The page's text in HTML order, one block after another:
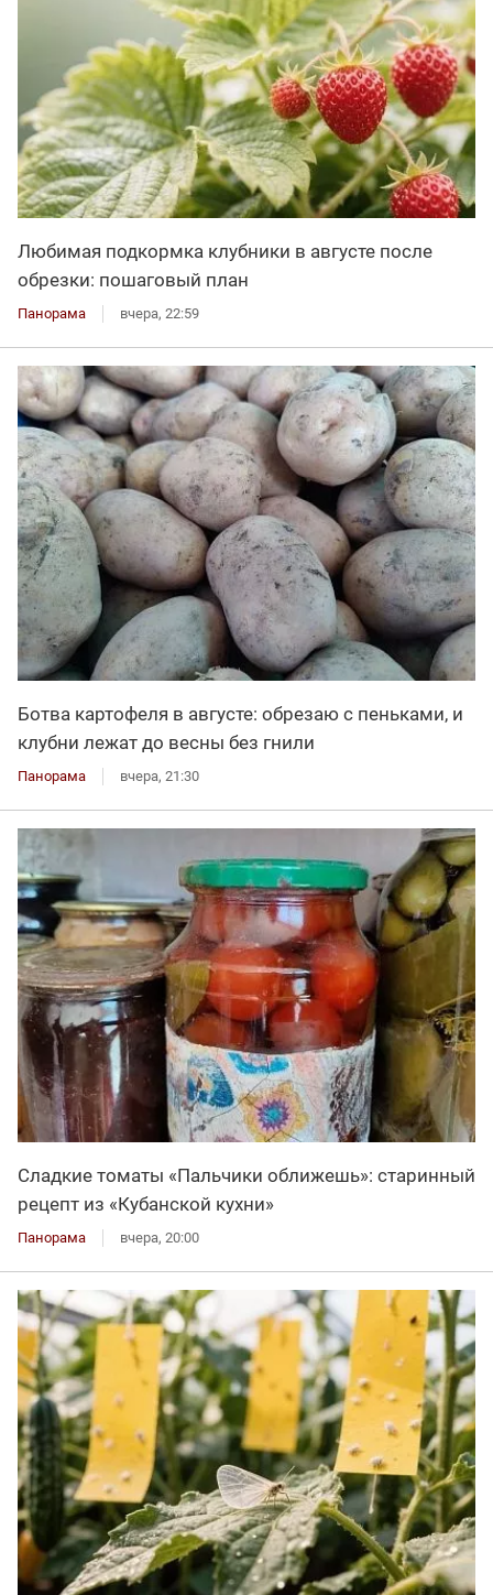
Любимая подкормка клубники в августе после
обрезки: пошаговый план
Панорама вчера, 22:59
Ботва картофеля в августе: обрезаю с пеньками, и
клубни лежат до весны без гнили
Панорама вчера, 21:30
Сладкие томаты «Пальчики оближешь»: старинный
рецепт из «Кубанской кухни»
Панорама вчера, 20:00